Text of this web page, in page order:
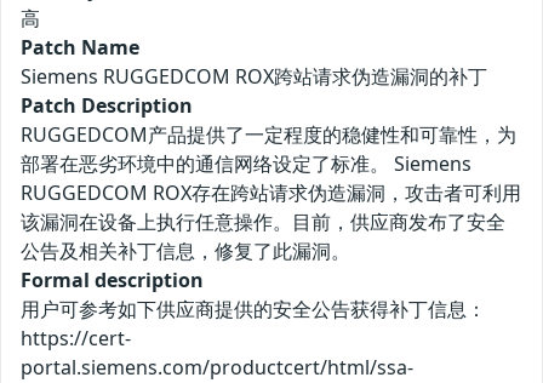
高
Patch Name
Siemens RUGGEDCOM ROX跨站请求伪造漏洞的补丁
Patch Description
RUGGEDCOM产品提供了一定程度的稳健性和可靠性，为
部署在恶劣环境中的通信网络设定了标准。 Siemens
RUGGEDCOM ROX存在跨站请求伪造漏洞，攻击者可利用
该漏洞在设备上执行任意操作。目前，供应商发布了安全
公告及相关补丁信息，修复了此漏洞。
Formal description
用户可参考如下供应商提供的安全公告获得补丁信息：
https://cert-
portal.siemens.com/productcert/html/ssa-